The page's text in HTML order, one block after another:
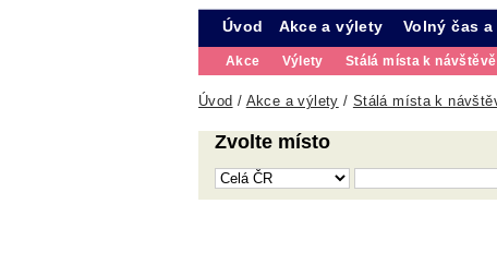
Úvod Akce a výlety
Akce Výlety Stálá místa k návštěvě
Volný čas a
Úvod / Akce a výlety / Stálá místa k
Zvolte místo